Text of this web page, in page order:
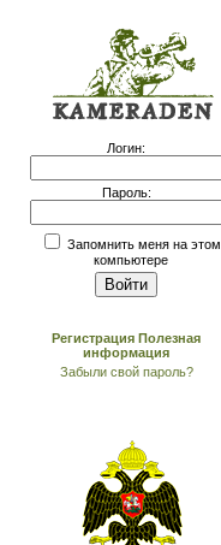
Логин:
Пароль:
Запомнить меня на этом
компьютере
Регистрация Полезная
информация
Забыли свой пароль?